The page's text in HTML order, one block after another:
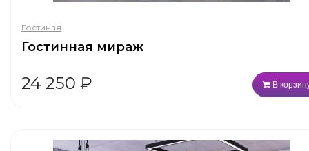
Гостиная
Гостинная мираж
24 250 ₽ В